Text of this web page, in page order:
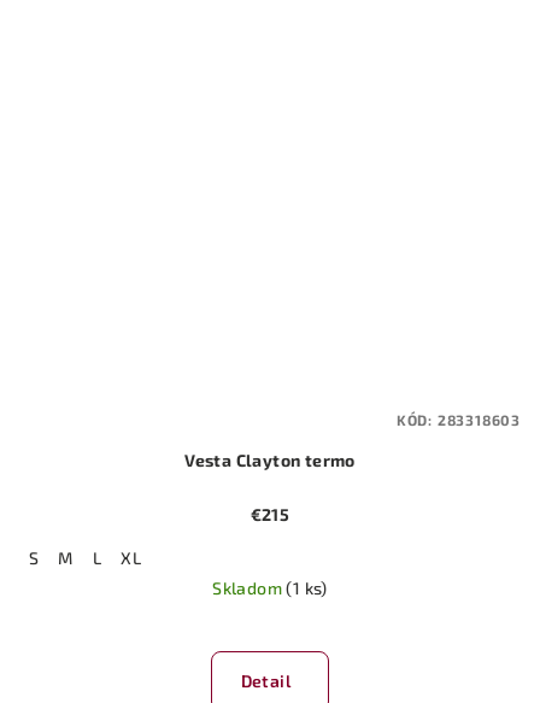
Vesta Clayton termo
€215
S M L
XL
Skladom(1 ks)
Detail
KÓD: 283318603